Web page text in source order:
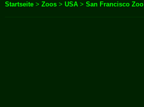
Startseite > Zoos > USA > San Francisco Zoo